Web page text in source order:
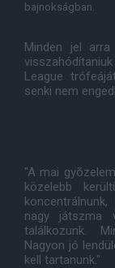
bajnokságban.
Minden jel
League
senki nem
"A mai
közelebb
nagy játszma
találkozunk.
Nagyon jó
kell tartanunk."